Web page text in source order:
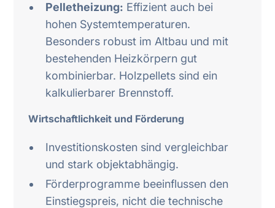
Pelletheizung: Effizient auch bei
hohen Systemtemperaturen.
Besonders robust im Altbau und mit
bestehenden Heizkörpern gut
kombinierbar. Holzpellets sind ein
kalkulierbarer Brennstoff.
Wirtschaftlichkeit und Förderung
Investitionskosten sind vergleichbar
und stark objektabhängig.
Förderprogramme beeinflussen den
Einstiegspreis, nicht die technische